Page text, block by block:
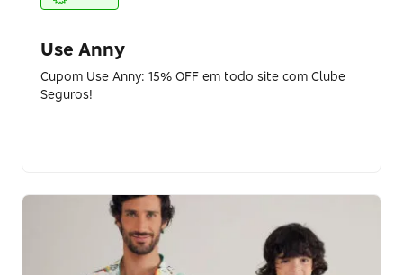
Use Anny
Cupom Use Anny: 15% OFF em todo site com Clube
Seguros!